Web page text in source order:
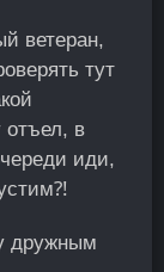
ветеран,
тут
отъел, в
иди,
дружным